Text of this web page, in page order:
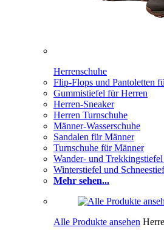
Herrenschuhe
Flip-Flops und Pantoletten
Gummistiefel für Herren
Herren-Sneaker
Herren Turnschuhe
Männer-Wasserschuhe
Sandalen für Männer
Turnschuhe für Männer
Wander- und
Winterstiefel und
Mehr sehen...
Alle Produkte ansehen